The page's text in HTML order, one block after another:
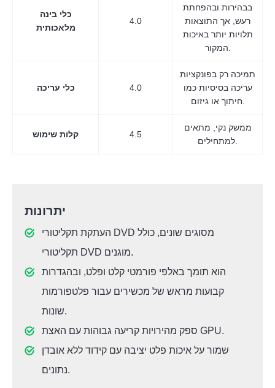
כלי בינה
מלאכותית
4.0
בבהירות ובהפחתת
רעש, אך התוצאות
תלויות יותר באיכות
המקור.
כלי עריכה 4.0
תמיכה רק בפונקציות
עריכה בסיסיות כמו
חיתוך או גיזום.
קלות שימוש 4.5
ממשק נקי, מתאים
למתחילים.
יתרונות
העתקת תקליטורי DVD מסוגים שונים, כולל
תקליטורי DVD מוגנים.
הוא תומך באלפי פורמטי קלט ופלט, ובהגדרות
קבועות מראש של מכשירים עבור פלטפורמות
שונות.
ספק מהירויות קריעה גבוהות עם האצת GPU.
שמור על איכות פלט יציבה עם קידוד ללא אובדן
נתונים.